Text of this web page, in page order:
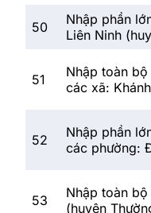
50
Nhập phần
Liên Ninh
51
Nhập toàn
các xã:
52
Nhập phần
các phường:
53
Nhập toàn
(huyện